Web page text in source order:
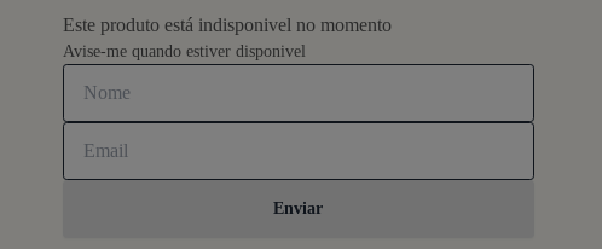
Este produto está indisponivel no momento
Avise-me quando estiver disponivel
Enviar